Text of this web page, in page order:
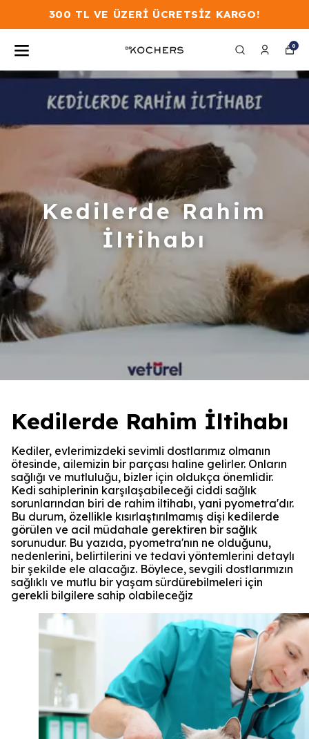
300 TL VE ÜZERİ ÜCRETSİZ KARGO!
0
Kedilerde Rahim
İltihabı
Kedilerde Rahim İltihabı
Kediler, evlerimizdeki sevimli dostlarımız olmanın
ötesinde, ailemizin bir parçası haline gelirler. Onların
sağlığı ve mutluluğu, bizler için oldukça önemlidir.
Kedi sahiplerinin karşılaşabileceği ciddi sağlık
sorunlarından biri de rahim iltihabı, yani pyometra'dır.
Bu durum, özellikle kısırlaştırılmamış dişi kedilerde
görülen ve acil müdahale gerektiren bir sağlık
sorunudur. Bu yazıda, pyometra'nın ne olduğunu,
nedenlerini, belirtilerini ve tedavi yöntemlerini detaylı
bir şekilde ele alacağız. Böylece, sevgili dostlarımızın
sağlıklı ve mutlu bir yaşam sürdürebilmeleri için
gerekli bilgilere sahip olabileceğiz